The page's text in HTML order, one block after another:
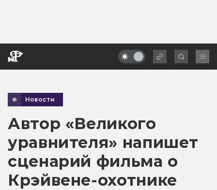
Новости
Автор «Великого
уравнителя» напишет
сценарий фильма о
Крэйвене-охотнике